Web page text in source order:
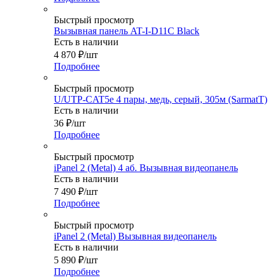
Быстрый просмотр
Вызывная панель AT-I-D11C Black
Есть в наличии
4 870 ₽/шт
Подробнее
Быстрый просмотр
U/UTP-CAT5e 4 пары, медь, серый, 305м (SarmatT)
Есть в наличии
36 ₽/шт
Подробнее
Быстрый просмотр
iPanel 2 (Metal) 4 аб. Вызывная видеопанель
Есть в наличии
7 490 ₽/шт
Подробнее
Быстрый просмотр
iPanel 2 (Metal) Вызывная видеопанель
Есть в наличии
5 890 ₽/шт
Подробнее